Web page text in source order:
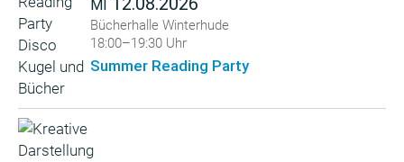
MI
Bücherhalle Winterhude
18:00–19:30 Uhr
Summer Reading Party